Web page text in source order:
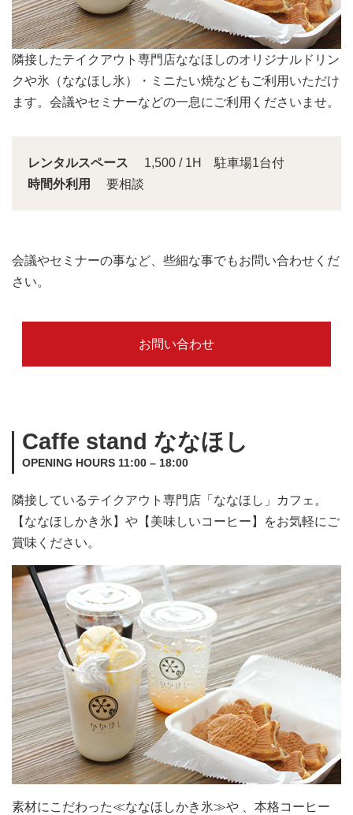
会議スペースは大きな窓から明るい日差しが入り込みま
す。
レンタルスペース
1,500 / 1H 駐車場1台付
時間外利用
要相談
会議やセミナーの事など、些細な事でもお問い合わせくだ
さい。
お問い合わせ
Caffe stand ななほし
OPENING HOURS 11:00 – 18:00
隣接しているテイクアウト専門店「ななほし」カフェ。
【ななほしかき氷】や【美味しいコーヒー】をお気軽にご
賞味ください。
素材にこだわった≪ななほしかき氷≫や 、本格コーヒー